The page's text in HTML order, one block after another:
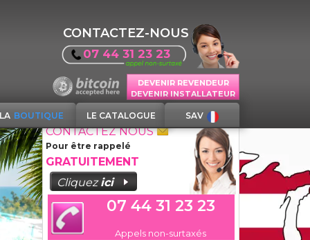
CONTACTEZ-NOUS
07 44 31 23 23
DEVENIR REVENDEUR
DEVENIR INSTALLATEUR
LA BOUTIQUE LE CATALOGUE SAV
CONTACTEZ NOUS
Pour être rappelé
GRATUITEMENT
Cliquezici
07 44 31 23 23
Appels non-surtaxés